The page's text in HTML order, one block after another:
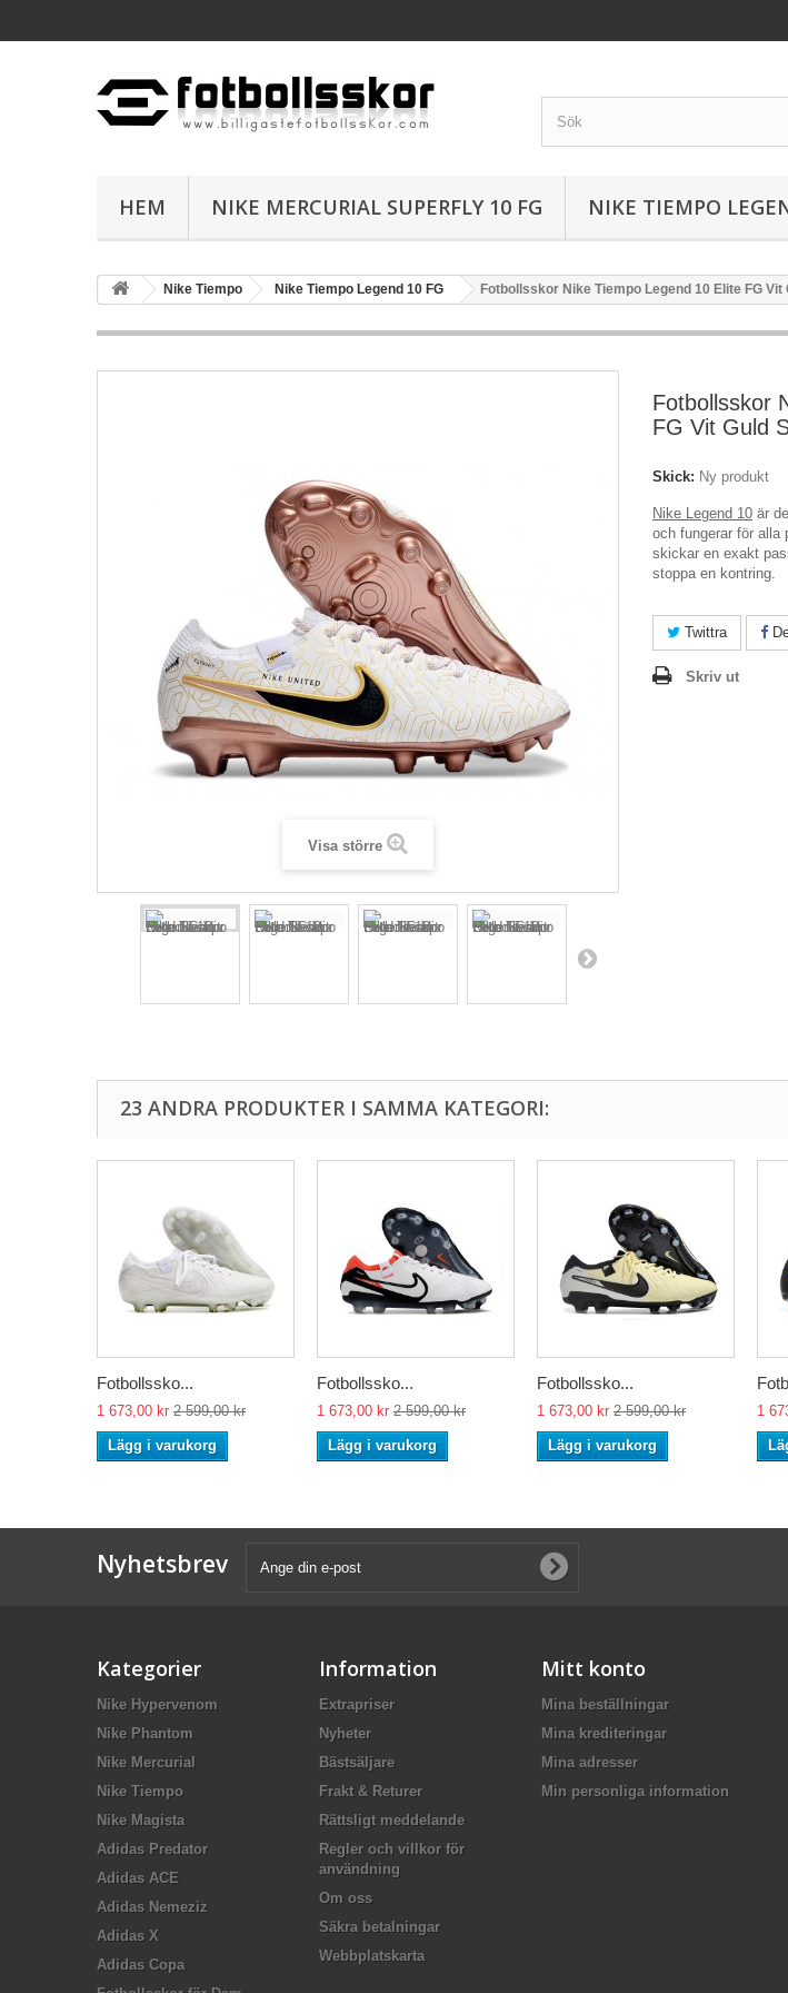
HEM NIKE MERCURIAL SUPERFLY 10 FG NIKE TIEMPO
Nike Tiempo Nike Tiempo Legend 10 FG Fotbollsskor Nike Tiempo Legend 10 Elite FG Vit
Visa större
Fotbollsskor
FG Vit Guld
Skick: Ny produkt
Nike Legend 10 är
och fungerar för alla
skickar en exakt
stoppa en kontring.
Twittra
Skriv ut
23 ANDRA PRODUKTER I SAMMA KATEGORI:
Fotbollssko...
1 673,00 kr 2 599,00 kr
Lägg i varukorg
Fotbollssko...
1 673,00 kr 2 599,00 kr
Lägg i varukorg
Fotbollssko...
1 673,00 kr 2 599,00 kr
Lägg i varukorg
1
Nyhetsbrev
Kategorier
Nike Hypervenom
Nike Phantom
Nike Mercurial
Nike Tiempo
Nike Magista
Adidas Predator
Adidas ACE
Adidas Nemeziz
Adidas X
Adidas Copa
Information
Extrapriser
Nyheter
Bästsäljare
Frakt & Returer
Rättsligt meddelande
Regler och villkor för
användning
Om oss
Säkra betalningar
Webbplatskarta
Mitt konto
Mina beställningar
Mina krediteringar
Mina adresser
Min personliga information